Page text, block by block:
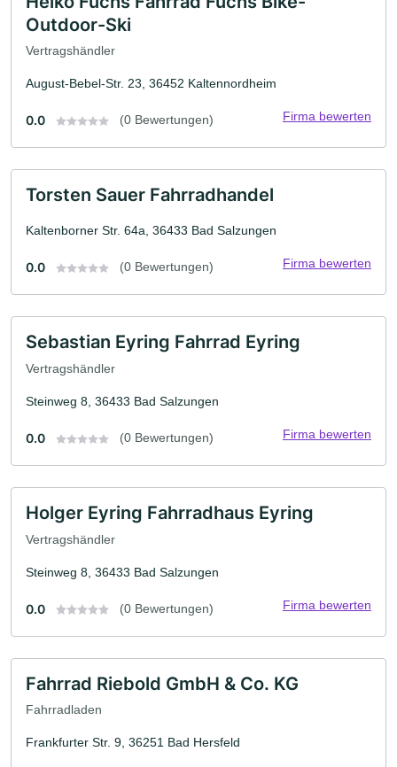
Outdoor-Ski
Vertragshändler
August-Bebel-Str. 23, 36452 Kaltennordheim
0.0 (0 Bewertungen) Firma bewerten
Torsten Sauer Fahrradhandel
Kaltenborner Str. 64a, 36433 Bad Salzungen
0.0 (0 Bewertungen) Firma bewerten
Sebastian Eyring Fahrrad Eyring
Vertragshändler
Steinweg 8, 36433 Bad Salzungen
0.0 (0 Bewertungen) Firma bewerten
Holger Eyring Fahrradhaus Eyring
Vertragshändler
Steinweg 8, 36433 Bad Salzungen
0.0 (0 Bewertungen) Firma bewerten
Fahrrad Riebold GmbH & Co. KG
Fahrradladen
Frankfurter Str. 9, 36251 Bad Hersfeld